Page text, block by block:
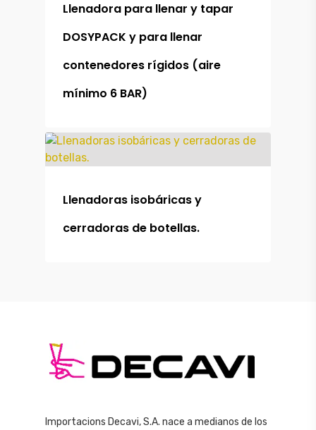
Llenadora para llenar y tapar
DOSYPACK y para llenar
contenedores rígidos (aire
mínimo 6 BAR)
Llenadoras isobáricas y
cerradoras de botellas.
Importacions Decavi, S.A. nace a medianos de los